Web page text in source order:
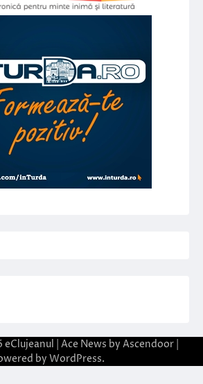
eClujeanul | Ace News by Ascendoor
by WordPress.